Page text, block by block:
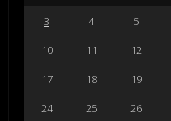
3
4 5
10
11 12
17
18 19
24
25 26